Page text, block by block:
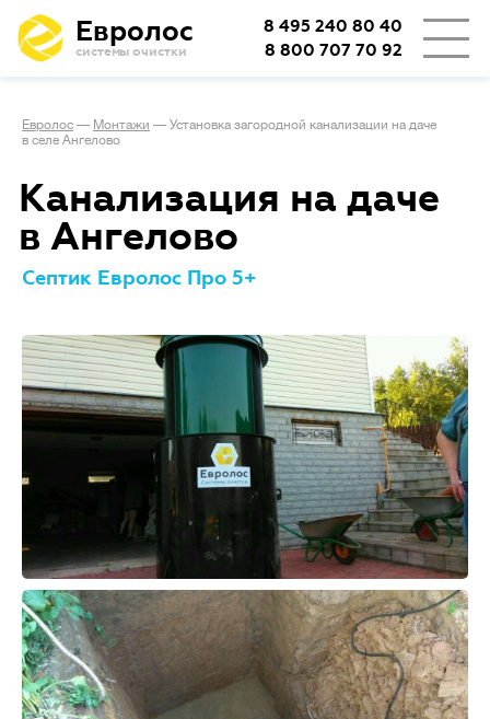
Евролос
системы очистки
8 495 240 80 40
8 800 707 70 92
Евролос — Монтажи — Установка загородной канализации на даче
в селе Ангелово
Канализация на даче
в Ангелово
Септик Евролос Про 5+